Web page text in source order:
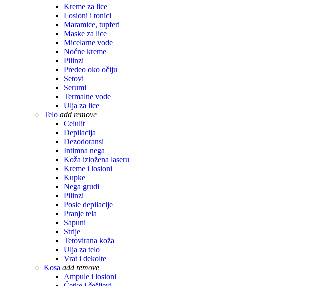
Kreme za lice
Losioni i tonici
Maramice, tupferi
Maske za lice
Micelarne vode
Noćne kreme
Pilinzi
Predeo oko očiju
Setovi
Serumi
Termalne vode
Ulja za lice
Telo add remove
Celulit
Depilacija
Dezodoransi
Intimna nega
Koža izložena laseru
Kreme i losioni
Kupke
Nega grudi
Pilinzi
Posle depilacije
Pranje tela
Sapuni
Strije
Tetovirana koža
Ulja za telo
Vrat i dekolte
Kosa add remove
Ampule i losioni